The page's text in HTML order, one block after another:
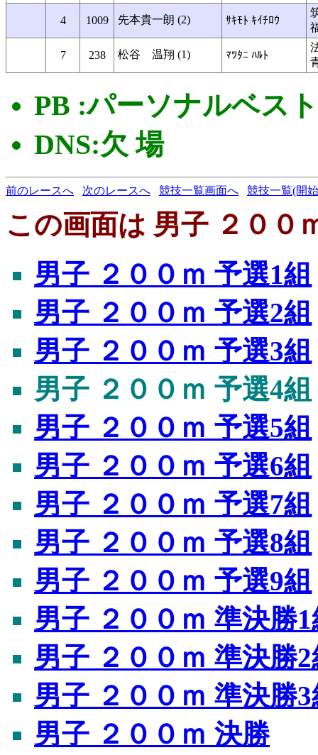
4 1009 先本貴一朗 (2) ｻｷﾓﾄ ｷｲﾁﾛｳ
7 238 松谷 温翔 (1) ﾏﾂﾀﾆ ﾊﾙﾄ
PB :パーソナルベスト
DNS:欠 場
前のレースへ 次のレースへ 競技一覧画面へ 競技一覧(開
この画面は 男子 ２００
男子 ２００ｍ 予選1組
男子 ２００ｍ 予選2組
男子 ２００ｍ 予選3組
男子 ２００ｍ 予選4組
男子 ２００ｍ 予選5組
男子 ２００ｍ 予選6組
男子 ２００ｍ 予選7組
男子 ２００ｍ 予選8組
男子 ２００ｍ 予選9組
男子 ２００ｍ 準決勝
男子 ２００ｍ 準決勝
男子 ２００ｍ 準決勝
男子 ２００ｍ 決勝